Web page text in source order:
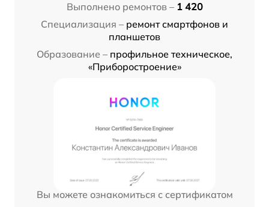
Выполнено ремонтов – 1 420
Специализация – ремонт смартфонов и
планшетов
Образование – профильное техническое,
«Приборостроение»
Вы можете ознакомиться с сертификатом